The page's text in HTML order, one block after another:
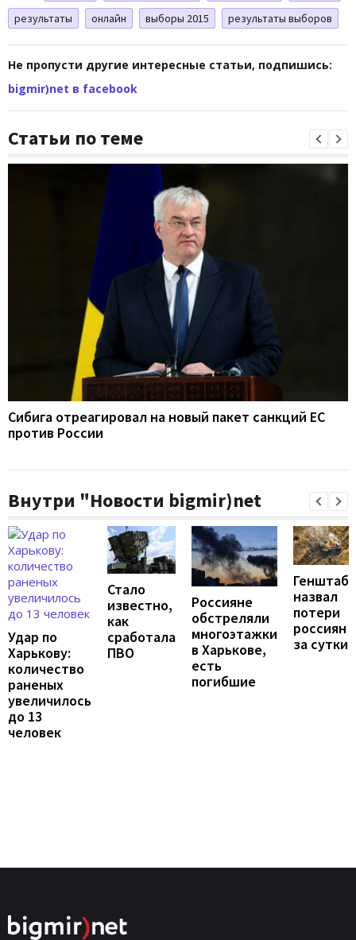
результаты
онлайн выборы 2015 результаты выборов
Не пропусти другие интересные статьи, подпишись:
bigmir)net в facebook
Статьи по теме
Сибига отреагировал на новый пакет санкций ЕС
против России
Внутри "Новости bigmir)net
Удар по
Харькову:
количество
раненых
увеличилось
до 13
человек
Стало
известно,
как
сработала
ПВО
Россияне
обстреляли
многоэтажки
в Харькове,
есть
погибшие
Генштаб
назвал
потери
россиян
за сутки